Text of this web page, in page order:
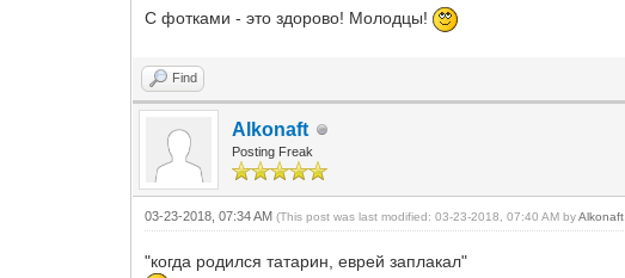
С фотками - это здорово! Молодцы!
Find
Alkonaft
Posting Freak
03-23-2018, 07:34 AM(This post was last modified: 03-23-2018, 07:40 AM byAlkonaft
"когда родился татарин, еврей заплакал"